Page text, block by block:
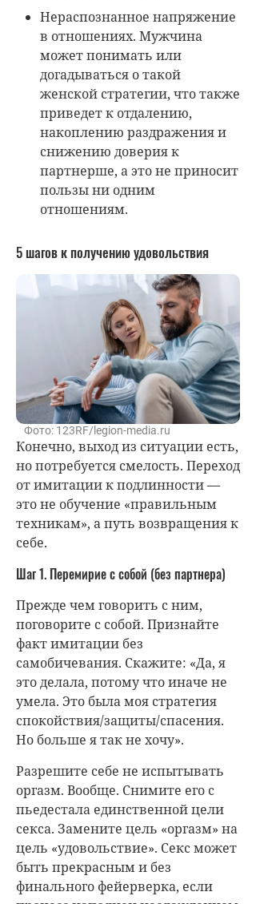
Нераспознанное напряжение
в отношениях. Мужчина
может понимать или
догадываться о такой
женской стратегии, что также
приведет к отдалению,
накоплению раздражения и
снижению доверия к
партнерше, а это не приносит
пользы ни одним
отношениям.
5 шагов к получению удовольствия
Фото: 123RF/legion-media.ru
Конечно, выход из ситуации есть,
но потребуется смелость. Переход
от имитации к подлинности —
это не обучение «правильным
техникам», а путь возвращения к
себе.
Шаг 1. Перемирие с собой (без партнера)
Прежде чем говорить с ним,
поговорите с собой. Признайте
факт имитации без
самобичевания. Скажите: «Да, я
это делала, потому что иначе не
умела. Это была моя стратегия
спокойствия/защиты/спасения.
Но больше я так не хочу».
Разрешите себе не испытывать
оргазм. Вообще. Снимите его с
пьедестала единственной цели
секса. Замените цель «оргазм» на
цель «удовольствие». Секс может
быть прекрасным и без
финального фейерверка, если